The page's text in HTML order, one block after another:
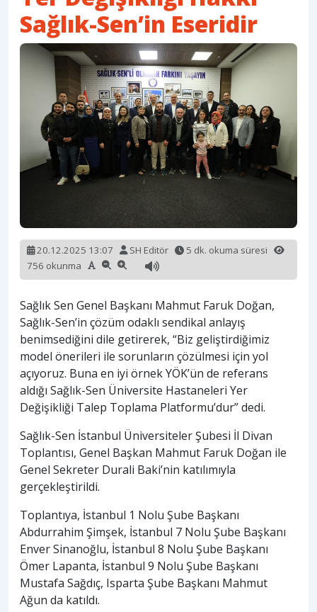
Sağlık-Sen’in Eseridir
20.12.2025 13:07 SH Editör
5 dk. okuma süresi
756 okunma
Sağlık Sen Genel Başkanı Mahmut Faruk Doğan,
Sağlık-Sen’in çözüm odaklı sendikal anlayış
benimsediğini dile getirerek, “Biz geliştirdiğimiz
model önerileri ile sorunların çözülmesi için yol
açıyoruz. Buna en iyi örnek YÖK’ün de referans
aldığı Sağlık-Sen Üniversite Hastaneleri Yer
Değişikliği Talep Toplama Platformu’dur” dedi.
Sağlık-Sen İstanbul Üniversiteler Şubesi İl Divan
Toplantısı, Genel Başkan Mahmut Faruk Doğan ile
Genel Sekreter Durali Baki’nin katılımıyla
gerçekleştirildi.
Toplantıya, İstanbul 1 Nolu Şube Başkanı
Abdurrahim Şimşek, İstanbul 7 Nolu Şube Başkanı
Enver Sinanoğlu, İstanbul 8 Nolu Şube Başkanı
Ömer Lapanta, İstanbul 9 Nolu Şube Başkanı
Mustafa Sağdıç, Isparta Şube Başkanı Mahmut
Ağun da katıldı.